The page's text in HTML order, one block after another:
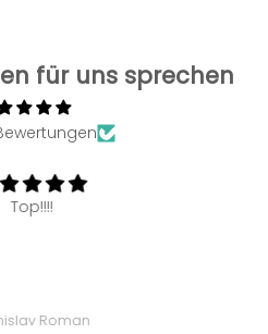
für uns sprechen
Top!!!!
Roman